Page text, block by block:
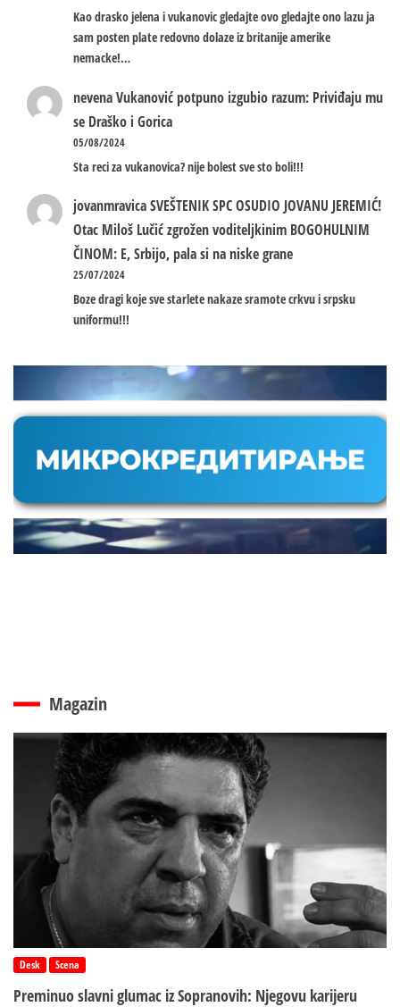
Kao drasko jelena i vukanovic gledajte ovo gledajte ono lazu ja
sam posten plate redovno dolaze iz britanije amerike
nemacke!…
nevenaVukanović potpuno izgubio razum: Priviđaju mu
se Draško i Gorica
05/08/2024
Sta reci za vukanovica? nije bolest sve sto boli!!!
jovanmravicaSVEŠTENIK SPC OSUDIO JOVANU JEREMIĆ!
Otac Miloš Lučić zgrožen voditeljkinim BOGOHULNIM
ČINOM: E, Srbijo, pala si na niske grane
25/07/2024
Boze dragi koje sve starlete nakaze sramote crkvu i srpsku
uniformu!!!
Magazin
Desk Scena
Preminuo slavni glumac iz Sopranovih: Njegovu karijeru